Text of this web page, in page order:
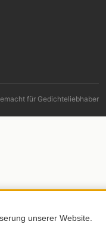
für Gedichteliebhaber
unserer Website.